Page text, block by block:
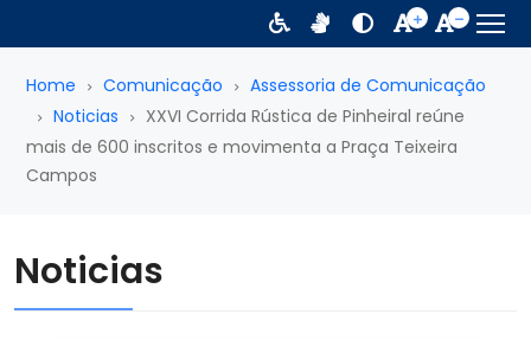
Home Comunicação
Assessoria de Comunicação
Noticias
XXVI Corrida Rústica de Pinheiral reúne
mais de 600 inscritos e movimenta a Praça Teixeira
Campos
Noticias